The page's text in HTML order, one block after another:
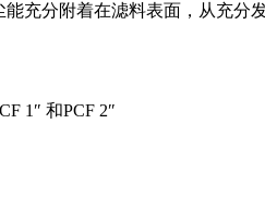
充分附着在滤料表面，从充分
1″ 和PCF 2″